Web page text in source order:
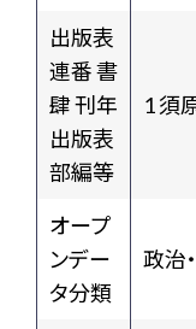
出版表
連番 書
肆 刊年
出版表
部編等
1 須
オープ
ンデー
タ分類
政治